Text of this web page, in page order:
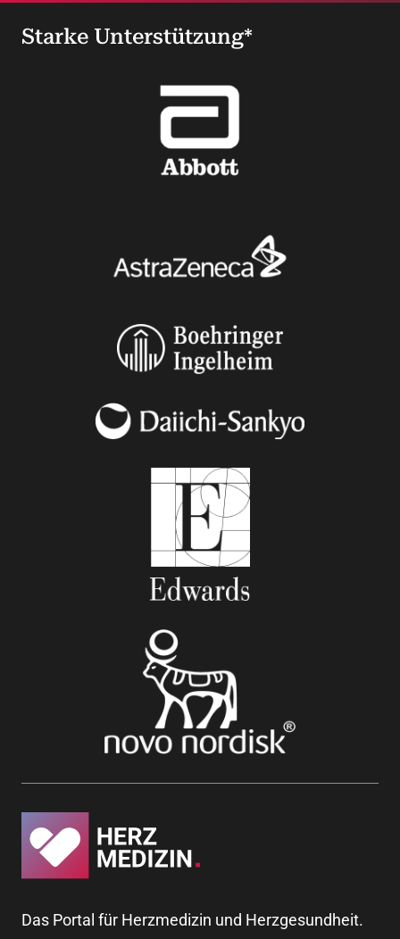
Starke Unterstützung*
Das Portal für Herzmedizin und Herzgesundheit.